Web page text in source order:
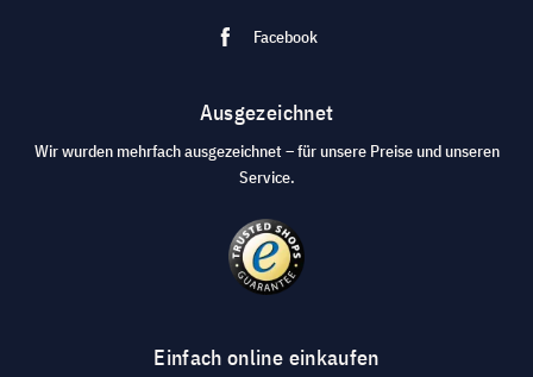
Facebook
Ausgezeichnet
Wir wurden mehrfach ausgezeichnet – für unsere Preise und unseren
Service.
Einfach online einkaufen